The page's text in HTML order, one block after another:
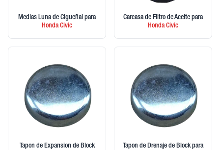
Medias Luna de Cigueñal para
HondaCivic
Carcasa de Filtro de Aceite para
HondaCivic
Tapon de Expansion de Block
Tapon de Drenaje de Block para